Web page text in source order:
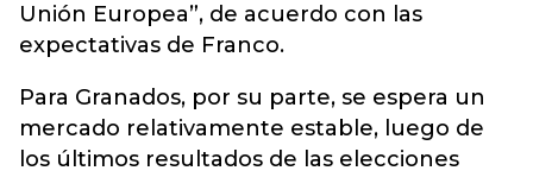
Unión Europea”, de acuerdo con las
expectativas de Franco.
Para Granados, por su parte, se espera un
mercado relativamente estable, luego de
los últimos resultados de las elecciones